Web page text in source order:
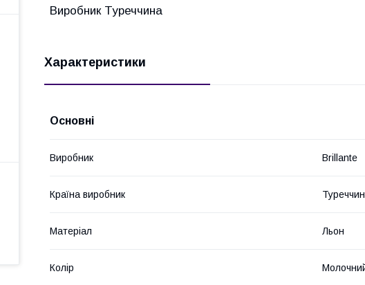
Виробник Туреччина
Характеристики
Основні
Виробник Brillante
Країна виробник
Матеріал Льон
Колір